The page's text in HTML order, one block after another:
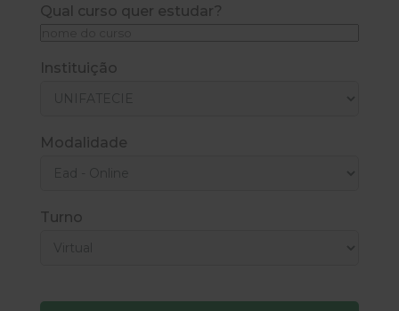
Qual curso quer estudar?
Instituição
Modalidade
Turno